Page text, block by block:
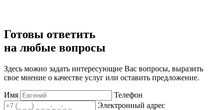
Готовы ответить
на любые вопросы
Здесь можно задать интересующие Вас вопросы, выразить
свое мнение о качестве услуг или оставить предложение.
Имя
Телефон
Электронный адрес